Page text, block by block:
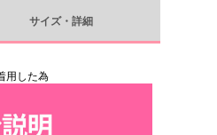
サイズ・詳細
用した為